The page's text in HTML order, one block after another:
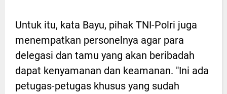
Untuk itu, kata Bayu, pihak TNI-Polri juga
menempatkan personelnya agar para
delegasi dan tamu yang akan beribadah
dapat kenyamanan dan keamanan. "Ini ada
petugas-petugas khusus yang sudah